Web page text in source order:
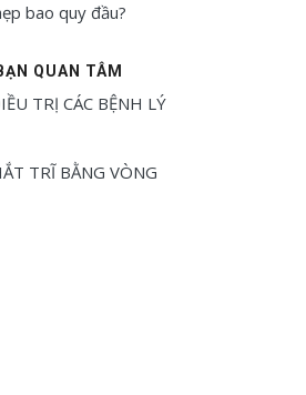
bao quy đầu?
QUAN TÂM
TRỊ CÁC BỆNH LÝ
TRĨ BẰNG VÒNG